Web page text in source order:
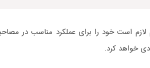
لازم است خود را برای عملکرد مناسب در
خواهد کرد.